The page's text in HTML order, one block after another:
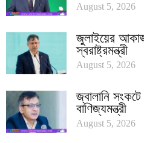
August 5, 2026
জুলাইয়ের
স্বরাষ্ট্রমন্ত্রী
August 5, 2026
জ্বালানি
বাণিজ্যমন্ত্রী
August 5, 2026